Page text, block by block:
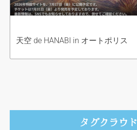
天空 de HANABI in オートポリス
タグクラウド